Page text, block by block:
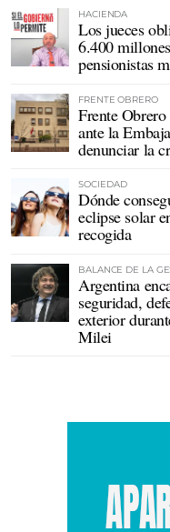
HACIENDA
Los jueces
6.400
pensionistas
FRENTE OBRERO
Frente
ante la
denunciar la
SOCIEDAD
Dónde
eclipse solar
recogida
BALANCE DE LA
Argentina
seguridad,
exterior
Milei